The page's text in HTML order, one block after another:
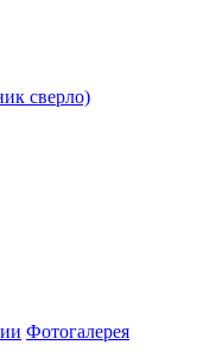
сверло)
Фотогалерея